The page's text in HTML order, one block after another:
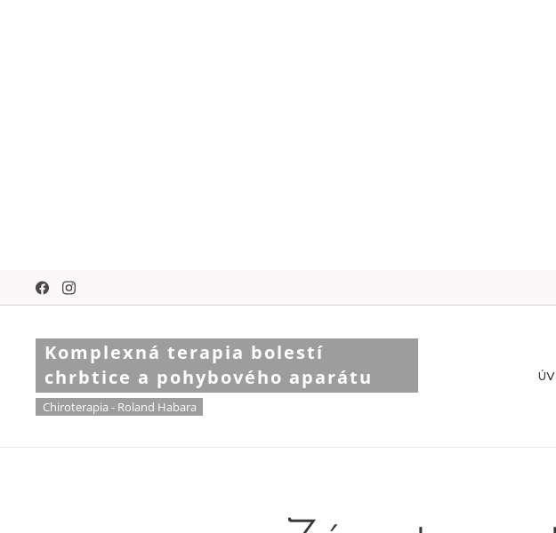
Komplexná terapia bolestí
chrbtice a pohybového aparátu
Chiroterapia - Roland Habara